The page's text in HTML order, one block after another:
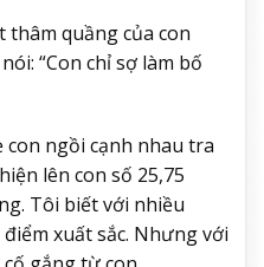
quầng của con
“Con chỉ sợ làm bố
con ngồi cạnh nhau tra
lên con số 25,75
Tôi biết với nhiều
xuất sắc. Nhưng với